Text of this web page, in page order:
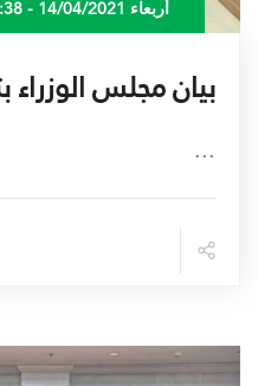
أربعاء 14/04/2021 - 17:38
بيان مجلس الوزراء بتاريخ 14
...